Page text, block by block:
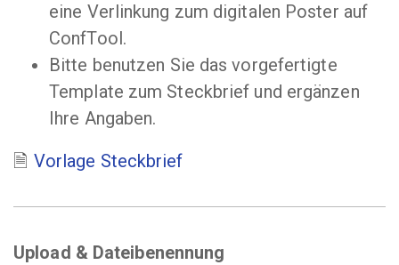
eine Verlinkung zum digitalen Poster auf
ConfTool.
Bitte benutzen Sie das vorgefertigte
Template zum Steckbrief und ergänzen
Ihre Angaben.
Vorlage Steckbrief
Upload & Dateibenennung